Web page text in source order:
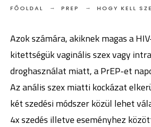
FŐOLDAL PREP HOGY KELL
Azok számára, akiknek magas a
kitettségük vaginális szex vagy
droghasználat miatt, a PrEP-et
Az anális szex miatti kockázat
két szedési módszer közül lehet
4x szedés illetve eseményhez